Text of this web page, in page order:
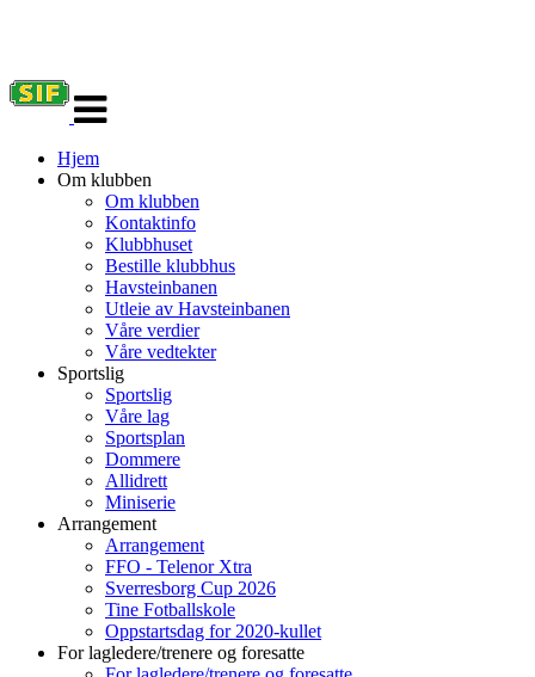
navigasjon
Hjem
Om klubben
Om klubben
Kontaktinfo
Klubbhuset
Bestille klubbhus
Havsteinbanen
Utleie av Havsteinbanen
Våre verdier
Våre vedtekter
Sportslig
Sportslig
Våre lag
Sportsplan
Dommere
Allidrett
Miniserie
Arrangement
Arrangement
FFO - Telenor Xtra
Sverresborg Cup 2026
Tine Fotballskole
Oppstartsdag for 2020-kullet
For lagledere/trenere og foresatte